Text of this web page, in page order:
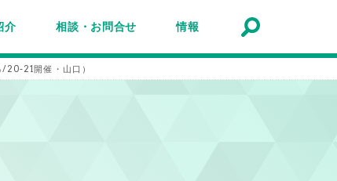
介
シップ紹介
告
ジン
録
相談・お問合せ
アクセスマップ
Q&A
お問合せ
情報
20-21開催・山口）